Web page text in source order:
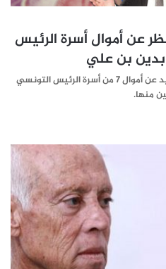
عن أموال أسرة الرئيس
بن علي
أصدر الاتحاد الأوروبي قرارا برفع التجميد عن أموال 7 من أسرة الرئيس التونسي
منها.‏